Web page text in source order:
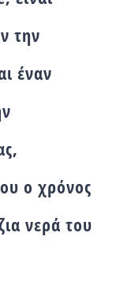
την
έναν
ο χρόνος
νερά του